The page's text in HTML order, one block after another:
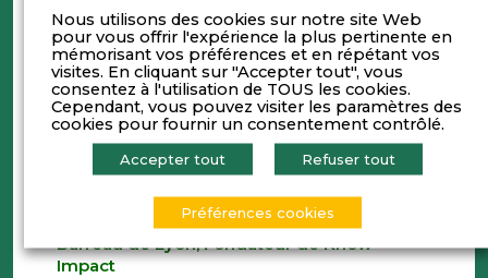
14h30 – 15h45 – TABLES RONDES (choix lors
de l’inscription)
TABLE RONDE 1– IMPACTS, RISQUES ET
OPPORTUNITES DU CADRE DE REGULATION
Animation par Hakim RAHAMATALI
Responsable Pôle Soutien aux Entreprises &
Correspondant Régional Indicateur Climat à
la Banque de France et Gilles SABART,
Président de la Commission Compliance du
Barreau de Lyon, Fondateur de Know
Impact
Nous utilisons des cookies sur notre site Web
pour vous offrir l'expérience la plus pertinente en
mémorisant vos préférences et en répétant vos
visites. En cliquant sur "Accepter tout", vous
consentez à l'utilisation de TOUS les cookies.
Cependant, vous pouvez visiter les paramètres des
cookies pour fournir un consentement contrôlé.
Accepter tout Refuser tout
Préférences cookies